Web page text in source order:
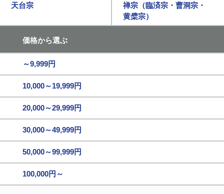
天台宗
禅宗（臨済宗・曹洞宗・
黄檗宗）
価格から選ぶ
～9,999円
10,000～19,999円
20,000～29,999円
30,000～49,999円
50,000～99,999円
100,000円～